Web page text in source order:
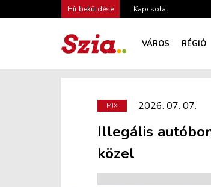
Hír beküldése Kapcsolat
VÁROS RÉGIÓ
MIX 2026. 07. 07.
Illegális
közel